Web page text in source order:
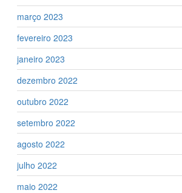
março 2023
fevereiro 2023
janeiro 2023
dezembro 2022
outubro 2022
setembro 2022
agosto 2022
julho 2022
maio 2022